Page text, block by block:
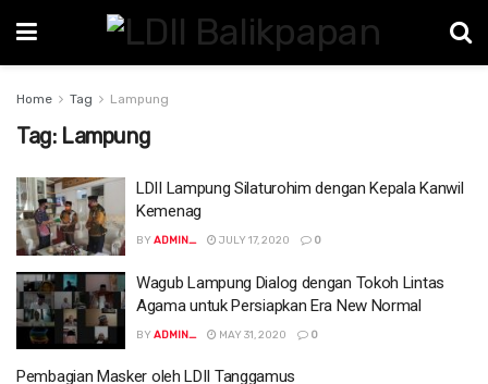
Home Tag Lampung
Tag: Lampung
LDII Lampung Silaturohim dengan Kepala Kanwil
Kemenag
BY ADMIN_ JULY 17, 2020 0
Wagub Lampung Dialog dengan Tokoh Lintas
Agama untuk Persiapkan Era New Normal
BY ADMIN_ MAY 31, 2020 0
Pembagian Masker oleh LDII Tanggamus